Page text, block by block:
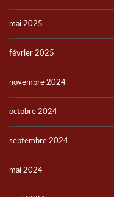
mai 2025
février 2025
novembre 2024
octobre 2024
septembre 2024
mai 2024